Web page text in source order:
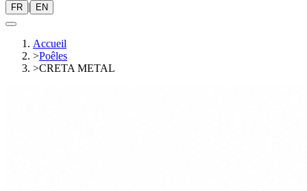
FR | EN
Accueil
>Poêles
>CRETA METAL